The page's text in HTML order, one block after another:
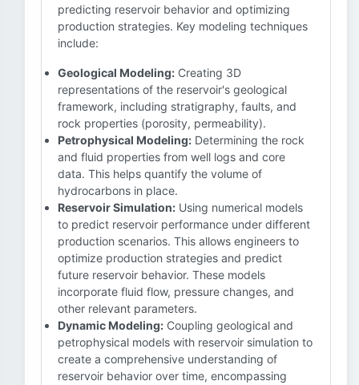
predicting reservoir behavior and optimizing
production strategies. Key modeling techniques
include:
Geological Modeling: Creating 3D
representations of the reservoir's geological
framework, including stratigraphy, faults, and
rock properties (porosity, permeability).
Petrophysical Modeling: Determining the rock
and fluid properties from well logs and core
data. This helps quantify the volume of
hydrocarbons in place.
Reservoir Simulation: Using numerical models
to predict reservoir performance under different
production scenarios. This allows engineers to
optimize production strategies and predict
future reservoir behavior. These models
incorporate fluid flow, pressure changes, and
other relevant parameters.
Dynamic Modeling: Coupling geological and
petrophysical models with reservoir simulation to
create a comprehensive understanding of
reservoir behavior over time, encompassing